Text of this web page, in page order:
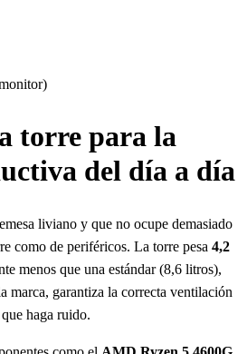
torre para la
del día a día
liviano y que no ocupe demasiado
como de periféricos. La torre pesa 4,2
menos que una estándar (8,6 litros),
marca, garantiza la correcta ventilación
haga ruido.